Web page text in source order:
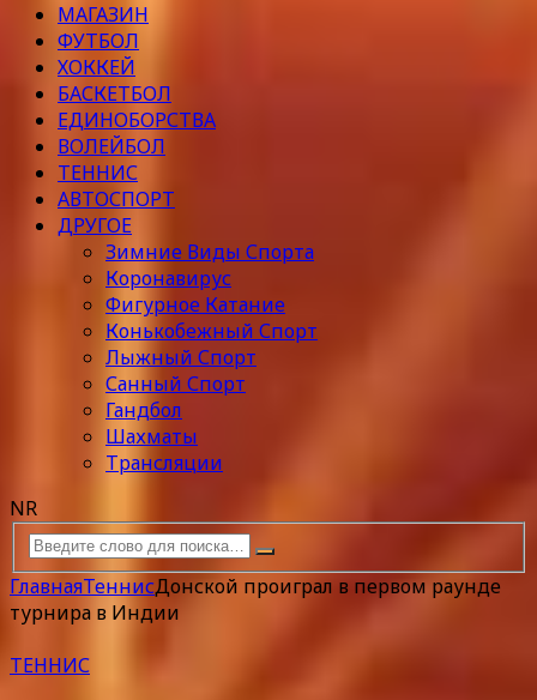
МАГАЗИН
ФУТБОЛ
ХОККЕЙ
БАСКЕТБОЛ
ЕДИНОБОРСТВА
ВОЛЕЙБОЛ
ТЕННИС
АВТОСПОРТ
ДРУГОЕ
Зимние Виды Спорта
Коронавирус
Фигурное Катание
Конькобежный Спорт
Лыжный Спорт
Санный Спорт
Гандбол
Шахматы
Трансляции
NR
ГлавнаяТеннисДонской проиграл в первом раунде
турнира в Индии
ТЕННИС